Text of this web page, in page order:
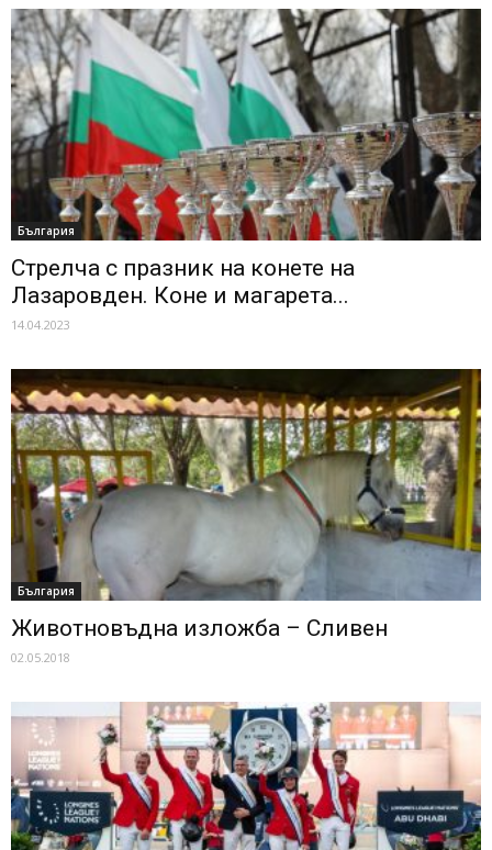
България
Стрелча с празник на конете на
Лазаровден. Коне и магарета...
14.04.2023
България
Животновъдна изложба – Сливен
02.05.2018